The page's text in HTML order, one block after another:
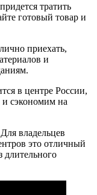
тратить
готовый товар и
приехать,
и
в центре России,
и сэкономим на
Для владельцев
это отличный
длительного